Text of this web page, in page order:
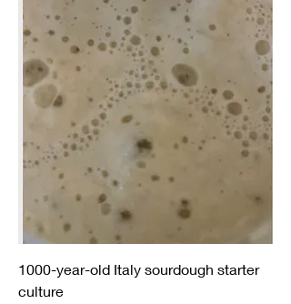
1000-year-old Italy sourdough starter
culture